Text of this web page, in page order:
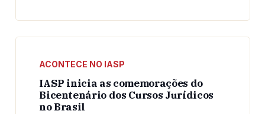
ACONTECE NO IASP
IASP inicia as comemorações do
Bicentenário dos Cursos Jurídicos
no Brasil